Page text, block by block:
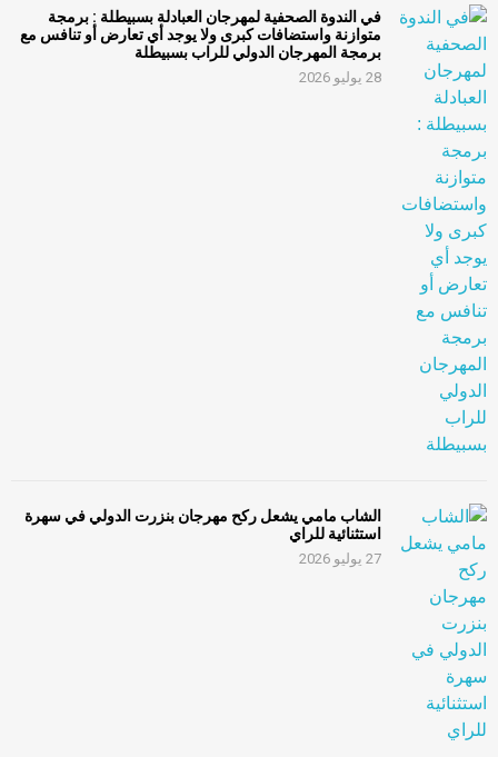
في الندوة الصحفية لمهرجان العبادلة بسبيطلة : برمجة
متوازنة واستضافات كبرى ولا يوجد أي تعارض أو تنافس مع
برمجة المهرجان الدولي للراب بسبيطلة
28 يوليو 2026
الشاب مامي يشعل ركح مهرجان بنزرت الدولي في سهرة
استثنائية للراي
27 يوليو 2026